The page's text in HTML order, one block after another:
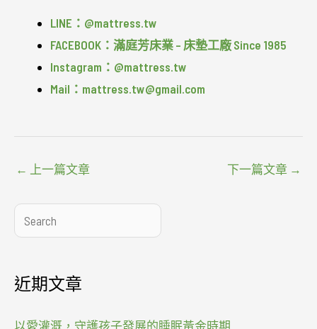
LINE：@mattress.tw
FACEBOOK：滿庭芳床業 – 床墊工廠 Since 1985
Instagram：@mattress.tw
Mail：mattress.tw@gmail.com
← 上一篇文章 下一篇文章 →
搜
尋
近期文章
以愛灌溉，守護孩子發展的睡眠黃金時期